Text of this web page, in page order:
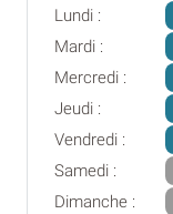
Lundi :
Mardi :
Mercredi :
Jeudi :
Vendredi :
Samedi :
Dimanche :